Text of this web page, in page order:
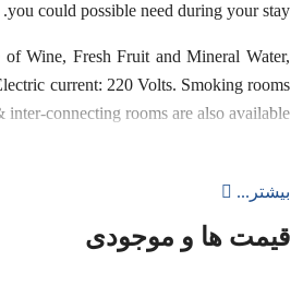
you could possible need during your stay.
Wine, Fresh Fruit and Mineral Water,
current: 220 Volts. Smoking rooms
inter-connecting rooms are also available.
بیشتر...
قیمت ها و موجودی